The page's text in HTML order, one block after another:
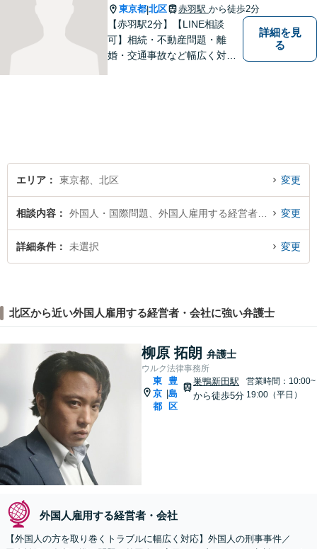
東京都|北区 赤羽駅 から徒歩2分
【赤羽駅2分】【LINE相談
可】相続・不動産問題・離
婚・交通事故など幅広く対
詳細を見
る
エリア 東京都、北区 変更
相談内容 変更
詳細条件 未選択 変更
北区から近い外国人雇用する経営者・会社に強い弁護士
柳原 拓朗 弁護士
ウルク法律事務所
東
京
都
|
豊
島
区
巣鴨新田駅
から徒歩5分
営業時間：10:00~
19:00（平日）
外国人雇用する経営者・会社
【外国人の方を取り巻くトラブルに幅広く対応】外国人の刑事事件／